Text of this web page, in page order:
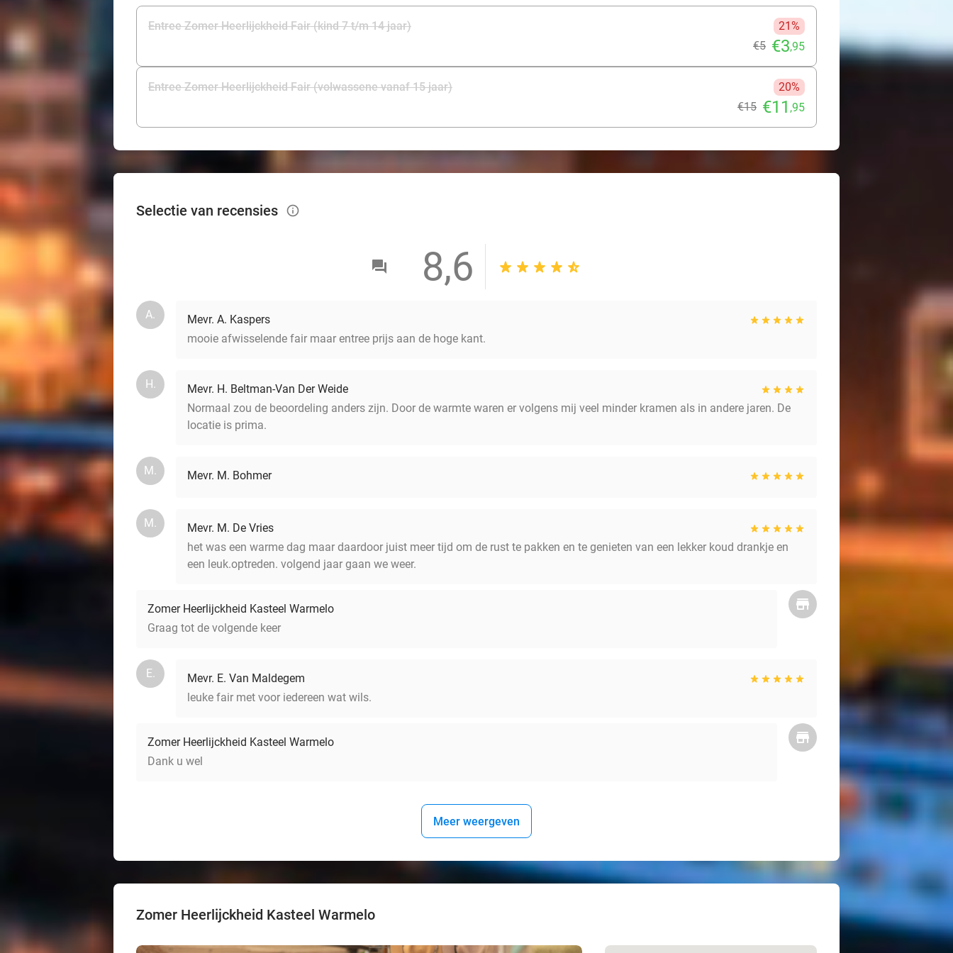
Entree Zomer Heerlijckheid Fair (kind 7 t/m 14 jaar)
21%
€5 €3,95
Entree Zomer Heerlijckheid Fair (volwassene vanaf 15 jaar)
20%
€15 €11 ,95
Selectie van recensies info_outlined
8,6
A.
Mevr. A. Kaspers
mooie afwisselende fair maar entree prijs aan de hoge kant.
H.
Mevr. H. Beltman-Van Der Weide
Normaal zou de beoordeling anders zijn. Door de warmte waren er volgens mij veel minder kramen als in andere jaren. De
locatie is prima.
M. Mevr. M. Bohmer
M.
Mevr. M. De Vries
het was een warme dag maar daardoor juist meer tijd om de rust te pakken en te genieten van een lekker koud drankje en
een leuk.optreden. volgend jaar gaan we weer.
Zomer Heerlijckheid Kasteel Warmelo
Graag tot de volgende keer
E.
Mevr. E. Van Maldegem
leuke fair met voor iedereen wat wils.
Zomer Heerlijckheid Kasteel Warmelo
Dank u wel
Meer weergeven
Zomer Heerlijckheid Kasteel Warmelo